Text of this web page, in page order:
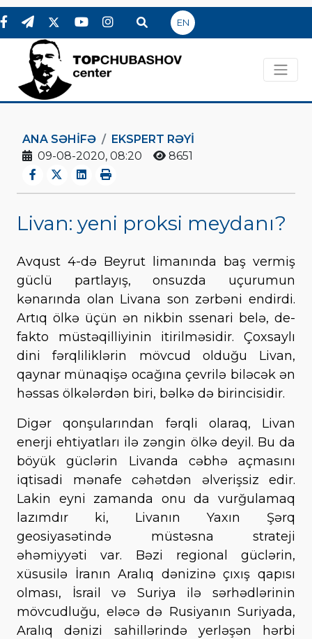
EN
ANA SƏHIFƏ
EKSPERT RƏYI
09-08-2020, 08:20
8651
Livan: yeni proksi meydanı?
Avqust 4-də Beyrut limanında baş vermiş
güclü partlayış, onsuzda uçurumun
kənarında olan Livana son zərbəni endirdi.
Artıq ölkə üçün ən nikbin ssenari belə, de-
fakto müstəqilliyinin itirilməsidir. Çoxsaylı
dini fərqliliklərin mövcud olduğu Livan,
qaynar münaqişə ocağına çevrilə biləcək ən
həssas ölkələrdən biri, bəlkə də birincisidir.
Digər qonşularından fərqli olaraq, Livan
enerji ehtiyatları ilə zəngin ölkə deyil. Bu da
böyük güclərin Livanda cəbhə açmasını
iqtisadi mənafe cəhətdən əlverişsiz edir.
Lakin eyni zamanda onu da vurğulamaq
lazımdır ki, Livanın Yaxın Şərq
geosiyasətində müstəsna strateji
əhəmiyyəti var. Bəzi regional güclərin,
xüsusilə İranın Aralıq dənizinə çıxış qapısı
olması, İsrail və Suriya ilə sərhədlərinin
mövcudluğu, eləcə də Rusiyanın Suriyada,
Aralıq dənizi sahillərində yerləşən hərbi